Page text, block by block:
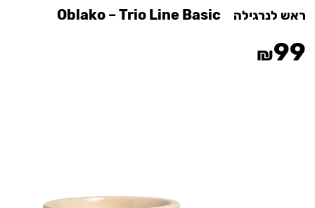
ראש לנרגילה Oblako – Trio Line Basic
₪99